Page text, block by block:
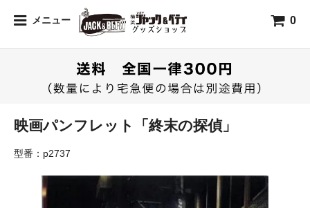
メニュー 0
映画パンフレット「終末の探偵」
型番：p2737